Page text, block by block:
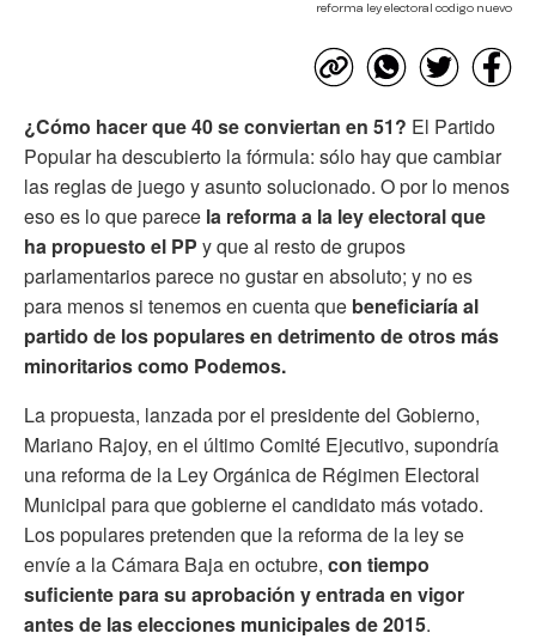
reforma ley electoral codigo nuevo
¿Cómo hacer que 40 se conviertan en 51? El Partido
Popular ha descubierto la fórmula: sólo hay que cambiar
las reglas de juego y asunto solucionado. O por lo menos
eso es lo que parece la reforma a la ley electoral que
ha propuesto el PP y que al resto de grupos
parlamentarios parece no gustar en absoluto; y no es
para menos si tenemos en cuenta que beneficiaría al
partido de los populares en detrimento de otros más
minoritarios como Podemos.
La propuesta, lanzada por el presidente del Gobierno,
Mariano Rajoy, en el último Comité Ejecutivo, supondría
una reforma de la Ley Orgánica de Régimen Electoral
Municipal para que gobierne el candidato más votado.
Los populares pretenden que la reforma de la ley se
envíe a la Cámara Baja en octubre, con tiempo
suficiente para su aprobación y entrada en vigor
antes de las elecciones municipales de 2015.